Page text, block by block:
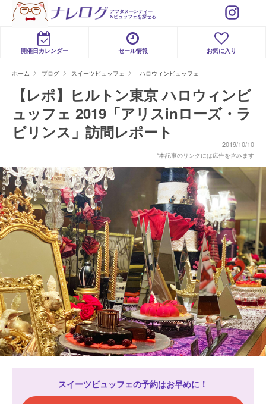
アフタヌーンティー
&ビュッフェを探せる
開催日カレンダー セール情報 お気に入り
ホーム ブログ スイーツビュッフェ ハロウィンビュッフェ
【レポ】ヒルトン東京 ハロウィンビ
ュッフェ 2019「アリスinローズ・ラ
ビリンス」訪問レポート
2019/10/10
*本記事のリンクには広告を含みます
スイーツビュッフェの予約はお早めに！